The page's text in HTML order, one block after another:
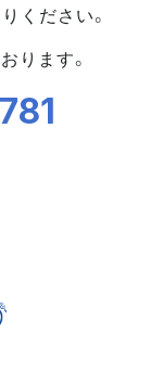
ください。
ります。